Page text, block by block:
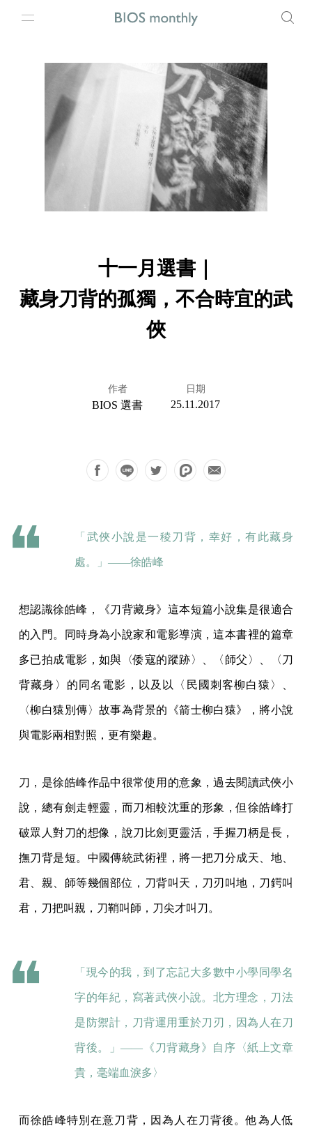
十一月選書｜
藏身刀背的孤獨，不合時宜的武
俠
作者
BIOS 選書
日期
25.11.2017
「武俠小說是一稜刀背，幸好，有此藏身
處。」——徐皓峰
想認識徐皓峰，《刀背藏身》這本短篇小說集是很適合
的入門。同時身為小說家和電影導演，這本書裡的篇章
多已拍成電影，如與〈倭寇的蹤跡〉、〈師父〉、〈刀
背藏身〉的同名電影，以及以〈民國刺客柳白猿〉、
〈柳白猿別傳〉故事為背景的《箭士柳白猿》，將小說
與電影兩相對照，更有樂趣。
刀，是徐皓峰作品中很常使用的意象，過去閱讀武俠小
說，總有劍走輕靈，而刀相較沈重的形象，但徐皓峰打
破眾人對刀的想像，說刀比劍更靈活，手握刀柄是長，
撫刀背是短。中國傳統武術裡，將一把刀分成天、地、
君、親、師等幾個部位，刀背叫天，刀刃叫地，刀鍔叫
君，刀把叫親，刀鞘叫師，刀尖才叫刀。
「現今的我，到了忘記大多數中小學同學名
字的年紀，寫著武俠小說。北方理念，刀法
是防禦計，刀背運用重於刀刃，因為人在刀
背後。」——《刀背藏身》自序〈紙上文章
貴，毫端血淚多〉
而徐皓峰特別在意刀背，因為人在刀背後。他為人低